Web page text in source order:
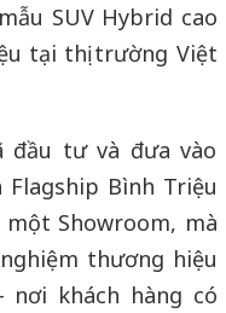
SUV Hybrid cao
tại thị trường Việt
đầu tư và đưa vào
Bình Triệu
một Showroom, mà
thương hiệu
- nơi khách hàng có